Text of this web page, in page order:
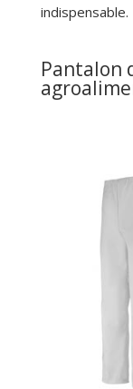
indispensable.
Pantalon